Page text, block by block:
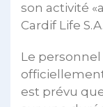
son activité
Cardif Life S.A.
Le
officiellement
est prévu